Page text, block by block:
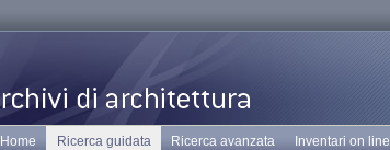
Home Ricerca guidata Ricerca avanzata Inventari on line